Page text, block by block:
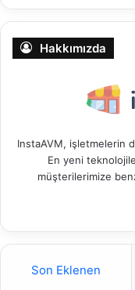
Hakkımızda
InstaAVM, işletmelerin
En yeni
müşterilerimize
Son Eklenen